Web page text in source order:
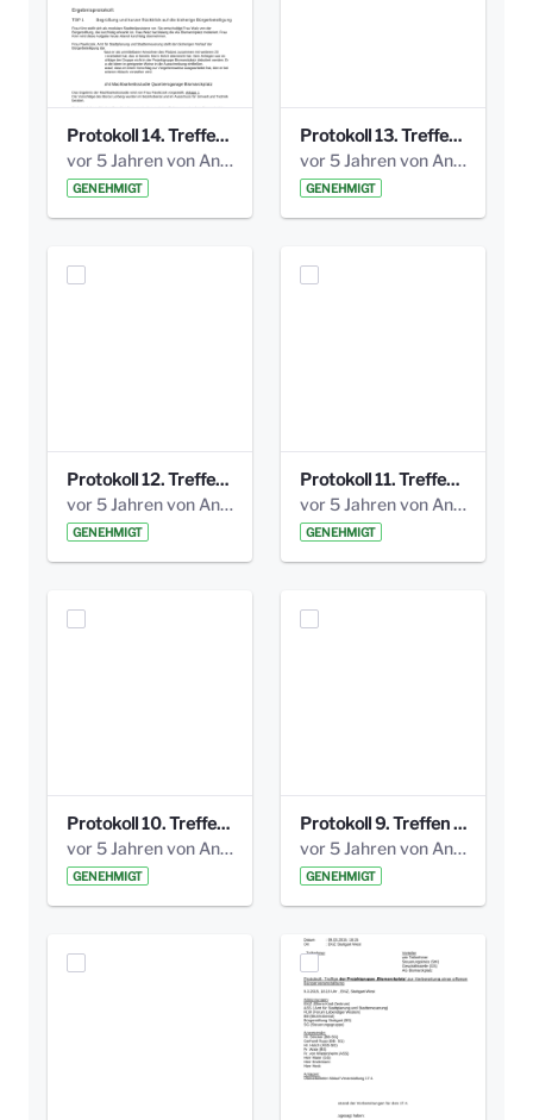
Protokoll 14. Treffen 20160613 AG Bismarckplatz.pdf
vor 5 Jahren von Anni Schlumberger
GENEHMIGT
Protokoll 13. Treffen 20151130 AG Bismarckplatz.pdf
vor 5 Jahren von Anni Schlumberger
GENEHMIGT
Protokoll 12. Treffen 20150921 AG Bismarckplatz.pdf
vor 5 Jahren von Anni Schlumberger
GENEHMIGT
Protokoll 11. Treffen 20150901 AG Bismarckplatz.pdf
vor 5 Jahren von Anni Schlumberger
GENEHMIGT
Protokoll 10. Treffen 20150720 AG Bismarckplatz.pdf
vor 5 Jahren von Anni Schlumberger
GENEHMIGT
Protokoll 9. Treffen 20150528 AG Bismarckplatz.pdf
vor 5 Jahren von Anni Schlumberger
GENEHMIGT